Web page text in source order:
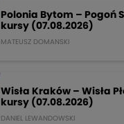
Polonia Bytom – Pogoń
kursy (07.08.2026)
MATEUSZ DOMANSKI
Wisła Kraków – Wisła
kursy (07.08.2026)
DANIEL LEWANDOWSKI